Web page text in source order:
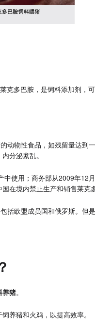
克多巴胺，是饲料添加剂，
动物性食品，如残留量达到
分泌紊乱。
使用；商务部从2009年12
在境内禁止生产和销售莱克多
括欧盟成员国和俄罗斯。但
养猪。
养猪和火鸡，以提高效率。